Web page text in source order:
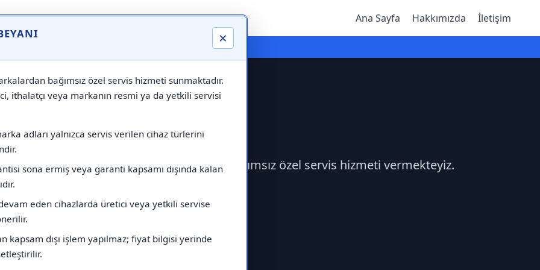
×
bağımsız özel servis hizmeti sunmaktadır.
ithalatçı veya markanın resmi ya da yetkili servisi
adları yalnızca servis verilen cihaz türlerini
sona ermiş veya garanti kapsamı dışında kalan
eden cihazlarda üretici veya yetkili servise
kapsam dışı işlem yapılmaz; fiyat bilgisi yerinde
Ana Sayfa Hakkımızda İletişim
⚠️ Markadan Bağımsız "Özel Servis" Hizmeti
Servisi çağırabilirsiniz.Markadan bağımsız özel servis hizmeti vermekteyiz.